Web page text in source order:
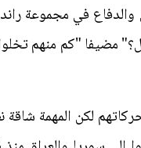
والدفاع في مجموعة
مضيفا "كم منهم
لكن المهمة